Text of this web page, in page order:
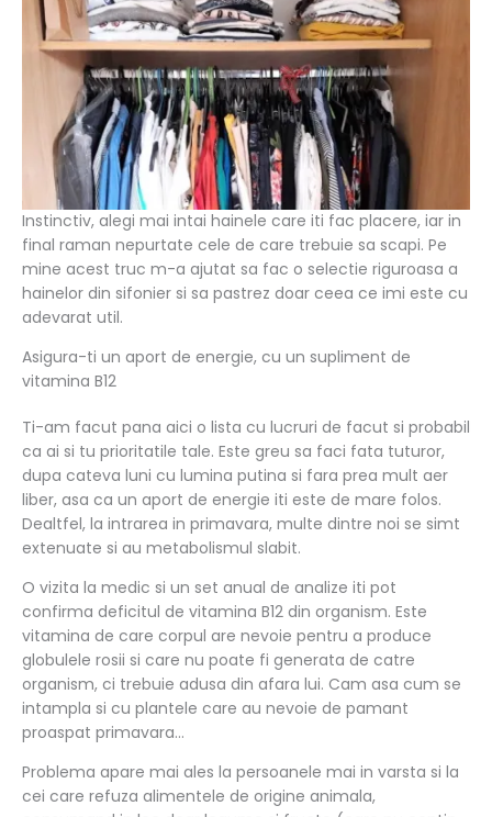
Instinctiv, alegi mai intai hainele care iti fac placere, iar in
final raman nepurtate cele de care trebuie sa scapi. Pe
mine acest truc m-a ajutat sa fac o selectie riguroasa a
hainelor din sifonier si sa pastrez doar ceea ce imi este cu
adevarat util.
Asigura-ti un aport de energie, cu un supliment de
vitamina B12
Ti-am facut pana aici o lista cu lucruri de facut si probabil
ca ai si tu prioritatile tale. Este greu sa faci fata tuturor,
dupa cateva luni cu lumina putina si fara prea mult aer
liber, asa ca un aport de energie iti este de mare folos.
Dealtfel, la intrarea in primavara, multe dintre noi se simt
extenuate si au metabolismul slabit.
O vizita la medic si un set anual de analize iti pot
confirma deficitul de vitamina B12 din organism. Este
vitamina de care corpul are nevoie pentru a produce
globulele rosii si care nu poate fi generata de catre
organism, ci trebuie adusa din afara lui. Cam asa cum se
intampla si cu plantele care au nevoie de pamant
proaspat primavara…
Problema apare mai ales la persoanele mai in varsta si la
cei care refuza alimentele de origine animala,